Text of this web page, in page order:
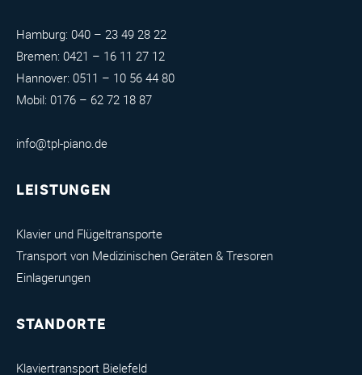
Hamburg: 040 – 23 49 28 22
Bremen: 0421 – 16 11 27 12
Hannover: 0511 – 10 56 44 80
Mobil: 0176 – 62 72 18 87
info@tpl-piano.de
LEISTUNGEN
Klavier und Flügeltransporte
Transport von Medizinischen Geräten & Tresoren
Einlagerungen
STANDORTE
Klaviertransport Bielefeld